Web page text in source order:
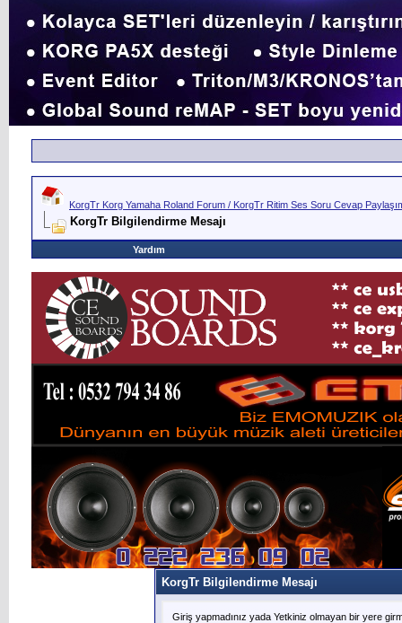
KorgTr Korg Yamaha Roland Forum / KorgTr Ritim Ses Soru Cevap
KorgTr Bilgilendirme Mesajı
Yardım
KorgTr Bilgilendirme Mesajı
Giriş yapmadınız yada Yetkiniz olmayan bir yere